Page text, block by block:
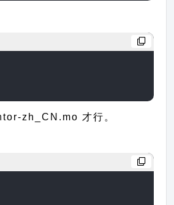
zh_CN.mo 才行。